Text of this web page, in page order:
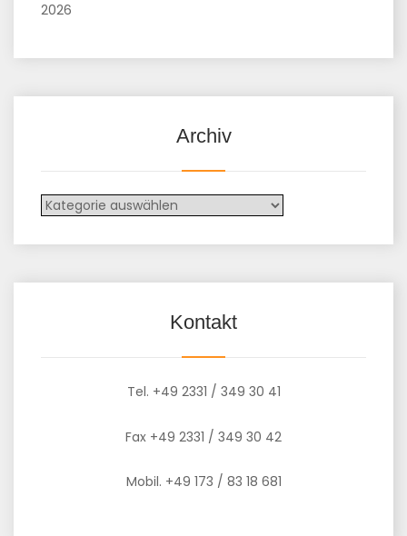
2026
Archiv
Kontakt
Tel. +49 2331 / 349 30 41
Fax +49 2331 / 349 30 42
Mobil. +49 173 / 83 18 681